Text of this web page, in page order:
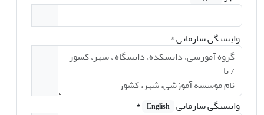
وابستگی سازمانی*
وابستگی سازمانی English
*